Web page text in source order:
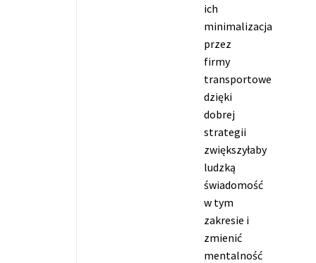
ich
minimalizacja
przez
firmy
transportowe
dzięki
dobrej
strategii
zwiększyłaby
ludzką
świadomość
w tym
zakresie i
zmienić
mentalność